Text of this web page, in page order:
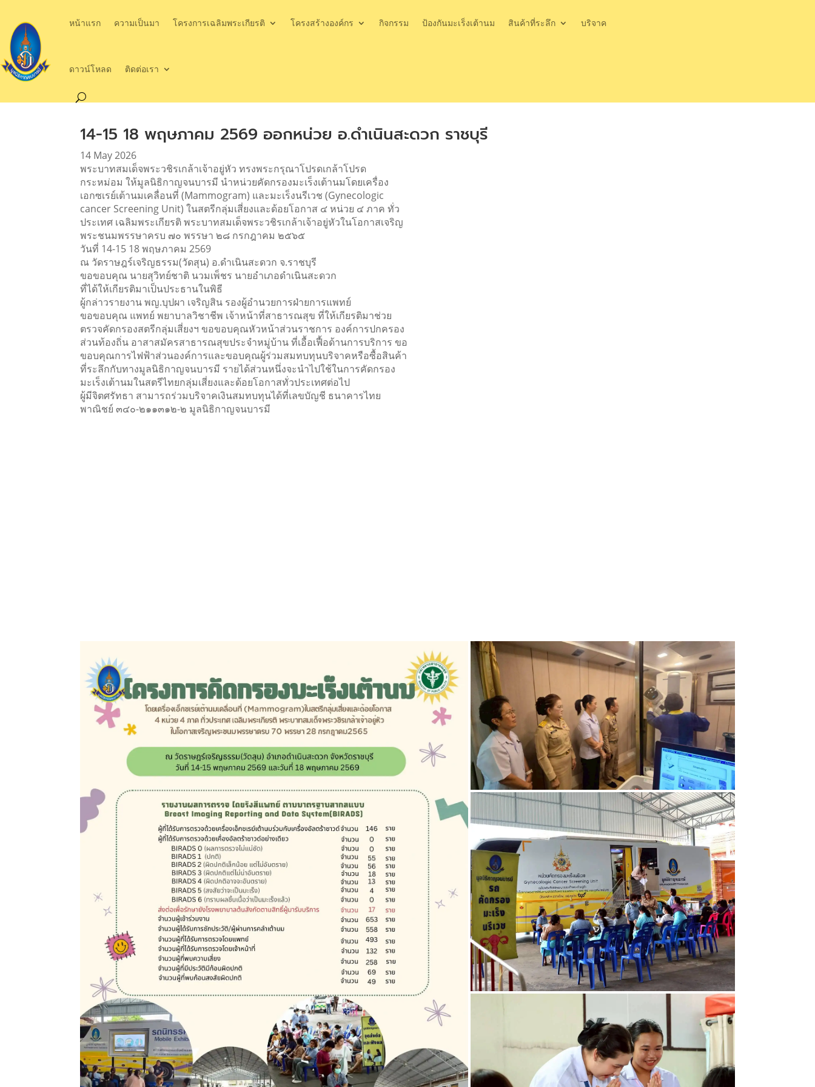
หน้าแรก ความเป็นมา โครงการเฉลิมพระเกียรติ โครงสร้างองค์กร กิจกรรม ป้องกันมะเร็งเต้านม สินค้าที่ระลึก บริจาค
ดาวน์โหลด ติดต่อเรา
14-15 18 พฤษภาคม 2569 ออกหน่วย อ.ดำเนินสะดวก ราชบุรี
14 May 2026
พระบาทสมเด็จพระวชิรเกล้าเจ้าอยู่หัว ทรงพระกรุณาโปรดเกล้าโปรด
กระหม่อม ให้มูลนิธิกาญจนบารมี นำหน่วยคัดกรองมะเร็งเต้านมโดยเครื่อง
เอกซเรย์เต้านมเคลื่อนที่ (Mammogram) และมะเร็งนรีเวช (Gynecologic
cancer Screening Unit) ในสตรีกลุ่มเสี่ยงและด้อยโอกาส ๔ หน่วย ๔ ภาค ทั่ว
ประเทศ เฉลิมพระเกียรติ พระบาทสมเด็จพระวชิรเกล้าเจ้าอยู่หัวในโอกาสเจริญ
พระชนมพรรษาครบ ๗๐ พรรษา ๒๘ กรกฎาคม ๒๕๖๕
วันที่ 14-15 18 พฤษภาคม 2569
ณ วัดราษฎร์เจริญธรรม(วัดสุน) อ.ดำเนินสะดวก จ.ราชบุรี
ขอขอบคุณ นายสุวิทย์ชาติ นวมเพ็ชร นายอำเภอดำเนินสะดวก
ที่ได้ให้เกียรติมาเป็นประธานในพิธี
ผู้กล่าวรายงาน พญ.บุปผา เจริญสิน รองผู้อำนวยการฝ่ายการแพทย์
ขอขอบคุณ แพทย์ พยาบาลวิชาชีพ เจ้าหน้าที่สาธารณสุข ที่ให้เกียรติมาช่วย
ตรวจคัดกรองสตรีกลุ่มเสี่ยงฯ ขอขอบคุณหัวหน้าส่วนราชการ องค์การปกครอง
ส่วนท้องถิ่น อาสาสมัครสาธารณสุขประจำหมู่บ้าน ที่เอื้อเฟื้อด้านการบริการ ขอ
ขอบคุณการไฟฟ้าส่วนองค์การและขอบคุณผู้ร่วมสมทบทุนบริจาคหรือซื้อสินค้า
ที่ระลึกกับทางมูลนิธิกาญจนบารมี รายได้ส่วนหนึ่งจะนำไปใช้ในการคัดกรอง
มะเร็งเต้านมในสตรีไทยกลุ่มเสี่ยงและด้อยโอกาสทั่วประเทศต่อไป
ผู้มีจิตศรัทธา สามารถร่วมบริจาคเงินสมทบทุนได้ที่เลขบัญชี ธนาคารไทย
พาณิชย์ ๓๔๐-๒๑๑๓๑๒-๒ มูลนิธิกาญจนบารมี